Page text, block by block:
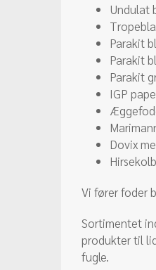
Undulat
Parakit
Parakit
Parakit
IGP
Dovix
Vi fører foder
Sortimentet
produkter til
fugle.